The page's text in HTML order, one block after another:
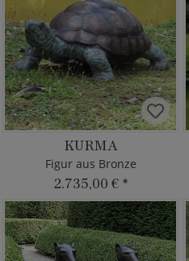
KURMA
Figur aus Bronze
2.735,00 € *